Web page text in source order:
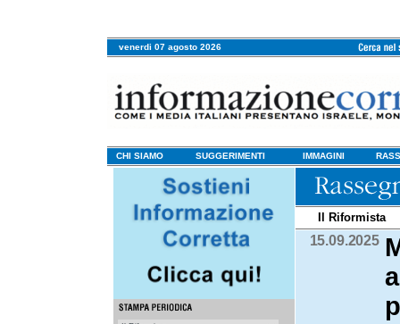
venerdi 07 agosto 2026
CHI SIAMO SUGGERIMENTI IMMAGINI
Il Riformista
15.09.2025